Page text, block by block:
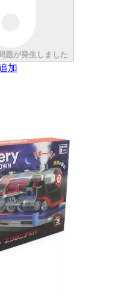
題が発生しました
加